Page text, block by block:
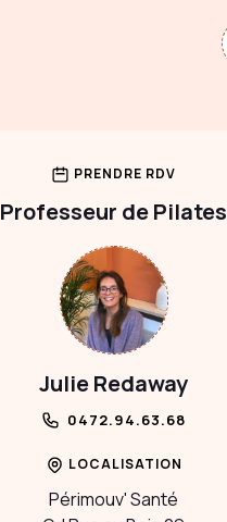
PRENDRE RDV
Professeur de Pilates
Julie Redaway
0472.94.63.68
LOCALISATION
Périmouv' Santé